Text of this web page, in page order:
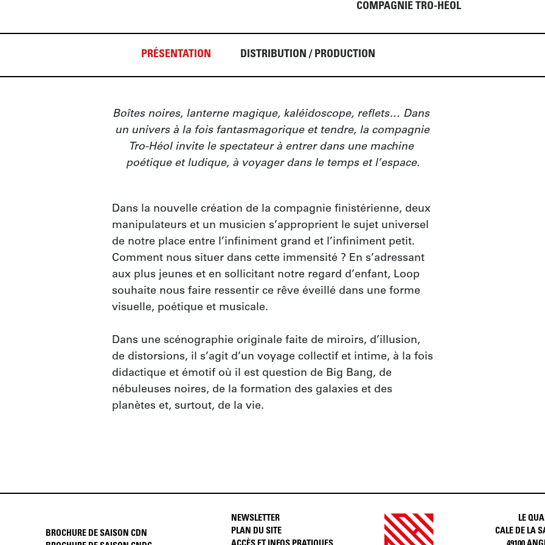
COMPAGNIE TRO-HÉOL
PRÉSENTATION DISTRIBUTION / PRODUCTION
Boîtes noires, lanterne magique, kaléidoscope, reflets… Dans
un univers à la fois fantasmagorique et tendre, la compagnie
Tro-Héol invite le spectateur à entrer dans une machine
poétique et ludique, à voyager dans le temps et l’espace.
Dans la nouvelle création de la compagnie finistérienne, deux
manipulateurs et un musicien s’approprient le sujet universel
de notre place entre l’infiniment grand et l’infiniment petit.
Comment nous situer dans cette immensité ? En s’adressant
aux plus jeunes et en sollicitant notre regard d’enfant, Loop
souhaite nous faire ressentir ce rêve éveillé dans une forme
visuelle, poétique et musicale.
Dans une scénographie originale faite de miroirs, d’illusion,
de distorsions, il s’agit d’un voyage collectif et intime, à la fois
didactique et émotif où il est question de Big Bang, de
nébuleuses noires, de la formation des galaxies et des
planètes et, surtout, de la vie.
BROCHURE DE SAISON CDN
NEWSLETTER
PLAN DU SITE
LE
CALE DE LA